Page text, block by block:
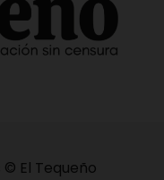
El Tequeño